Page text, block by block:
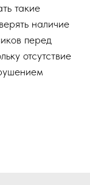
такие
наличие
перед
отсутствие